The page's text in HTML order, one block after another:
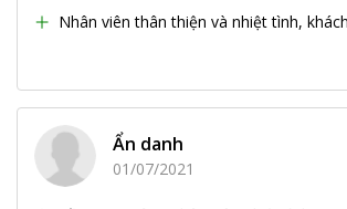
Nhân viên thân thiện và nhiệt tình,
Ẩn danh
01/07/2021